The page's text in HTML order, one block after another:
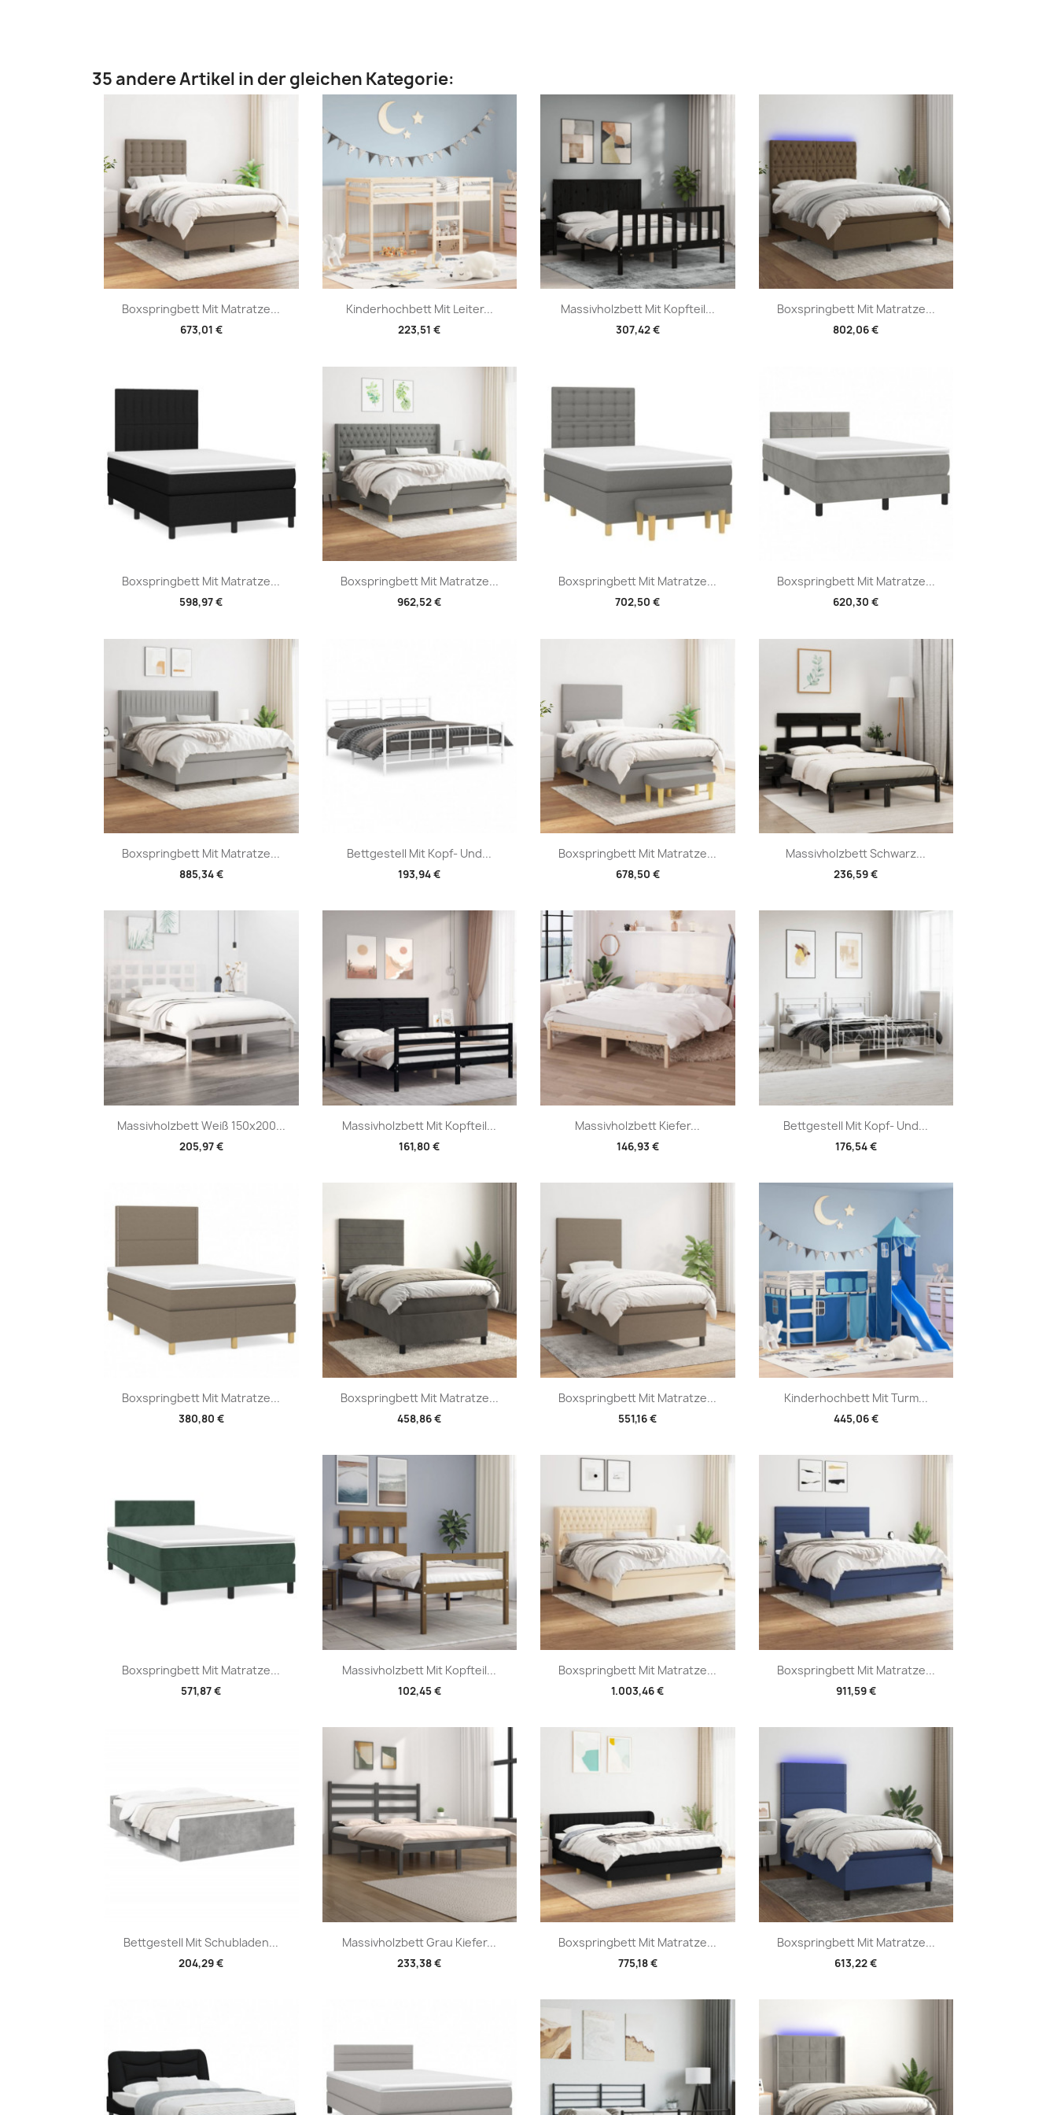
35 andere Artikel in der gleichen Kategorie:
Boxspringbett Mit Matratze...
673,01 €
Vorschau Kinderhochbett Mit Leiter...
223,51 €
Vorschau Massivholzbett Mit Kopfteil...
307,42 €
Vorschau Boxspringbett Mit Matratze...
802,06 €
Vorschau
Boxspringbett Mit Matratze...
598,97 €
Vorschau Boxspringbett Mit Matratze...
962,52 €
Vorschau Boxspringbett Mit Matratze...
702,50 €
Vorschau Boxspringbett Mit Matratze...
620,30 €
Vorschau
Boxspringbett Mit Matratze...
885,34 €
Vorschau Bettgestell Mit Kopf- Und...
193,94 €
Vorschau Boxspringbett Mit Matratze...
678,50 €
Vorschau Massivholzbett Schwarz...
236,59 €
Vorschau
Massivholzbett Weiß 150x200...
205,97 €
Vorschau Massivholzbett Mit Kopfteil...
161,80 €
Vorschau Massivholzbett Kiefer...
146,93 €
Vorschau Bettgestell Mit Kopf- Und...
176,54 €
Vorschau
Boxspringbett Mit Matratze...
380,80 €
Vorschau Boxspringbett Mit Matratze...
458,86 €
Vorschau Boxspringbett Mit Matratze...
551,16 €
Vorschau Kinderhochbett Mit Turm...
445,06 €
Vorschau
Boxspringbett Mit Matratze...
571,87 €
Vorschau Massivholzbett Mit Kopfteil...
102,45 €
Vorschau Boxspringbett Mit Matratze...
1.003,46 €
Vorschau Boxspringbett Mit Matratze...
911,59 €
Vorschau
Bettgestell Mit Schubladen...
204,29 €
Vorschau Massivholzbett Grau Kiefer...
233,38 €
Vorschau Boxspringbett Mit Matratze...
775,18 €
Vorschau Boxspringbett Mit Matratze...
613,22 €
Vorschau